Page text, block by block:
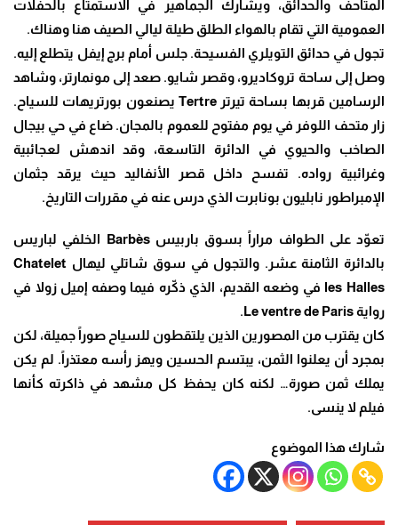
المتاحف والحدائق،ويشارك الجماهير في الاستمتاع بالحفلات
العمومية التي تقام بالهواء الطلق طيلة ليالي الصيف هنا وهناك.
تجول في حدائق التويلري الفسيحة.جلس أمام برج إيفل يتطلع إليه.
وصل إلى ساحة تروكاديرو، وقصر شايو.صعد إلى مونمارتر، وشاهد
الرسامين قربها بساحة تيرتر Tertre يصنعون بورتريهات
للسياح.
زار متحف اللوفر في يوم مفتوح للعموم بالمجان. ضاع في حي بيجال
الصاخب والحيوي في الدائرة التاسعة، وقد اندهش لعجائبية
وغرائبية رواده. تفسح داخل قصر الأنفاليد حيث يرقد جثمان
الإمبراطور نابليون بونابرت الذي درس عنه في مقررات التاريخ.
تعوّد على الطواف مراراً بسوق باربيس Barbès الخلفي لباريس
بالدائرة الثامنة عشر.
والتجول في سوق شاتلي ليهال Chatelet
les Halles في وضعه القديم، الذي ذكّره فيما
وصفه إميل زولا في
رواية Le ventre de Paris.
كان يقترب من المصورين الذين يلتقطون للسياح صوراً جميلة، لكن
بمجرد أن يعلنوا الثمن، يبتسم الحسين ويهز رأسه معتذراً. لم يكن
يملك ثمن صورة… لكنه كان يحفظ كل مشهد في ذاكرته كأنها
فيلم لا ينسى.
شارك هذا الموضوع